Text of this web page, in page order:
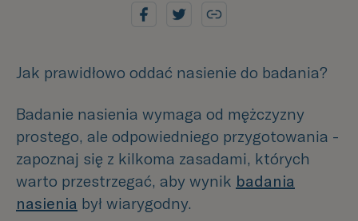
Jak prawidłowo oddać nasienie do badania?
Badanie nasienia wymaga od mężczyzny
prostego, ale odpowiedniego przygotowania -
zapoznaj się z kilkoma zasadami, których
warto przestrzegać, aby wynik badania
nasienia był wiarygodny.